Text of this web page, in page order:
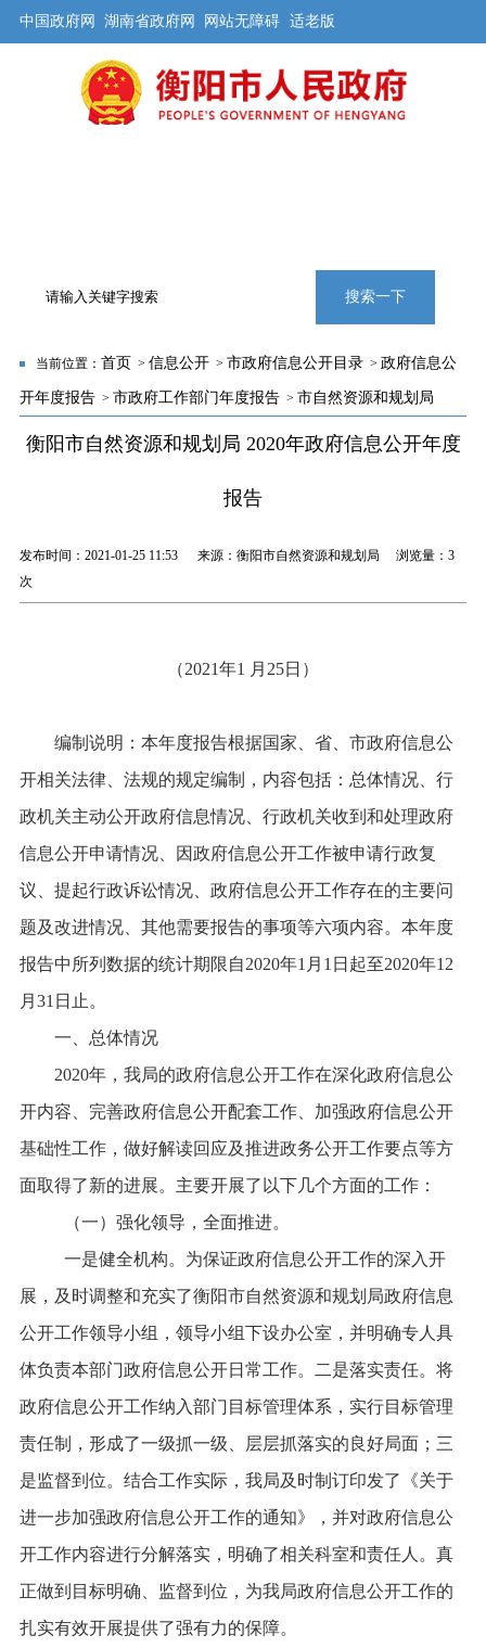
中国政府网 湖南省政府网 网站无障碍 适老版
搜索一下
当前位置： 首页 > 信息公开> 市政府信息公开目录> 政府信息公
开年度报告> 市政府工作部门年度报告> 市自然资源和规划局
衡阳市自然资源和规划局 2020年政府信息公开年度
报告
发布时间：2021-01-25 11:53 来源：衡阳市自然资源和规划局 浏览量： 3
次
（2021年1 月 25日）
编制说明：本年度报告根据国家、省、市政府信息公
开相关法律、法规的规定编制，内容包括：总体情况、行
政机关主动公开政府信息情况、行政机关收到和处理政府
信息公开申请情况、因政府信息公开工作被申请行政复
议、提起行政诉讼情况、政府信息公开工作存在的主要问
题及改进情况、其他需要报告的事项等六项内容。本年度
报告中所列数据的统计期限自2020年1月1日起至2020年12
月31日止。
一、总体情况
2020年，我局的政府信息公开工作在深化政府信息公
开内容、完善政府信息公开配套工作、加强政府信息公开
基础性工作，做好解读回应及推进政务公开工作要点等方
面取得了新的进展。主要开展了以下几个方面的工作：
（一）强化领导，全面推进。
一是健全机构。为保证政府信息公开工作的深入开
展，及时调整和充实了衡阳市自然资源和规划 局政府信息
公开工作领导小组，领导小组下设办公室，并明确专人具
体负责本部门政府信息公开日常工作。
二是落实责任。将
政府信息公开工作纳入部门目标管理体系，实行目标管理
责任制，形成了一级抓一级、层层抓落实的良好局面；三
是监督到位。结合工作实际，我局及时制订印发了《关于
进一步加强政府信息公开工作的通知》，并对政府信息公
开工作内容进行分解落实，明确了相关科室和责任人。真
正做到目标明确、监督到位，为我局政府信息公开工作的
扎实有效开展提供了强有力的保障。